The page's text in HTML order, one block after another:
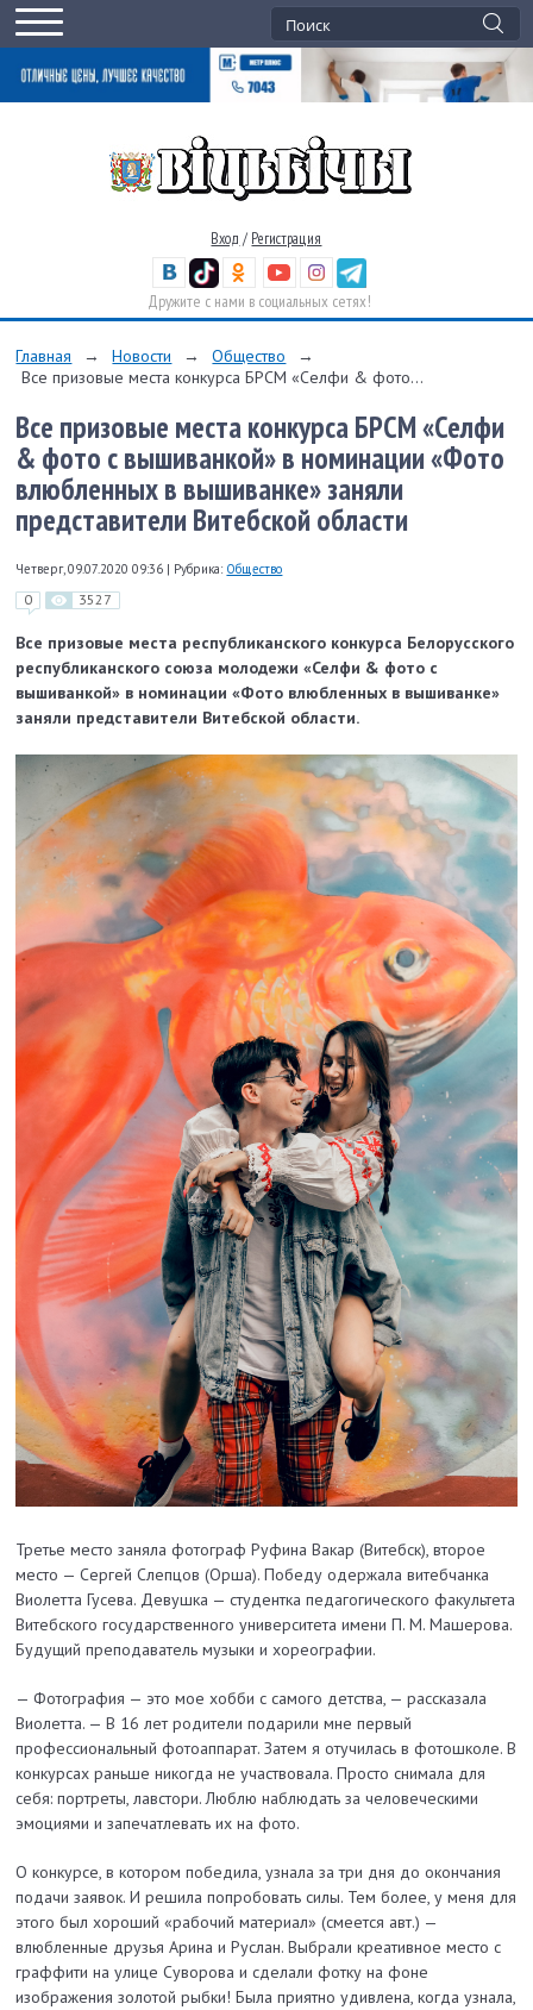
Вход / Регистрация
Дружите с нами в социальных сетях!
Главная → Новости → Общество
→
Все призовые места конкурса БРСМ «Селфи & фото...
Все призовые места конкурса БРСМ «Селфи
& фото с вышиванкой» в номинации «Фото
влюбленных в вышиванке» заняли
представители Витебской области
Четверг, 09.07.2020 09:36 | Рубрика: Общество
0 3527
Все призовые места республиканского конкурса Белорусского
республиканского союза молодежи «Селфи & фото с
вышиванкой» в номинации «Фото влюбленных в вышиванке»
заняли представители Витебской области.
Третье место заняла фотограф Руфина Вакар (Витебск), второе
место — Сергей Слепцов (Орша). Победу одержала витебчанка
Виолетта Гусева. Девушка — студентка педагогического факультета
Витебского государственного университета имени П. М. Машерова.
Будущий преподаватель музыки и хореографии.
— Фотография — это мое хобби с самого детства, — рассказала
Виолетта. — В 16 лет родители подарили мне первый
профессиональный фотоаппарат. Затем я отучилась в фотошколе. В
конкурсах раньше никогда не участвовала. Просто снимала для
себя: портреты, лавстори. Люблю наблюдать за человеческими
эмоциями и запечатлевать их на фото.
О конкурсе, в котором победила, узнала за три дня до окончания
подачи заявок. И решила попробовать силы. Тем более, у меня для
этого был хороший «рабочий материал» (смеется авт.) —
влюбленные друзья Арина и Руслан. Выбрали креативное место с
граффити на улице Суворова и сделали фотку на фоне
изображения золотой рыбки! Была приятно удивлена, когда узнала,